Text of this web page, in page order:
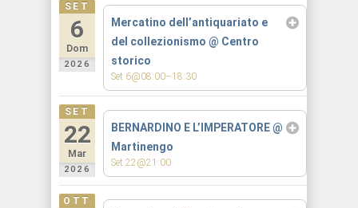
SET
6
Dom
2026
Mercatino dell’antiquariato e
del collezionismo @ Centro
storico
Set 6@08:00–18:30
SET
22
Mar
2026
BERNARDINO E L’IMPERATORE@
Martinengo
Set 22@21:00
OTT